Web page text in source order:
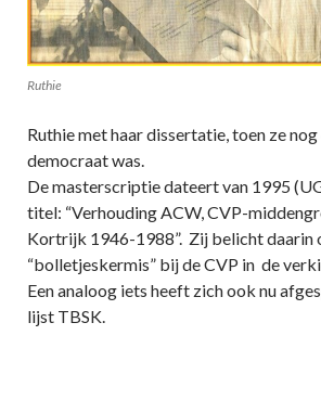
Ruthie
Ruthie met haar dissertatie, toen ze
democraat was.
De masterscriptie dateert van 1995
titel: “Verhouding ACW, CVP-
Kortrijk 1946-1988”. Zij belicht daarin
“bolletjeskermis” bij de CVP in de
Een analoog iets heeft zich ook nu
lijst TBSK.